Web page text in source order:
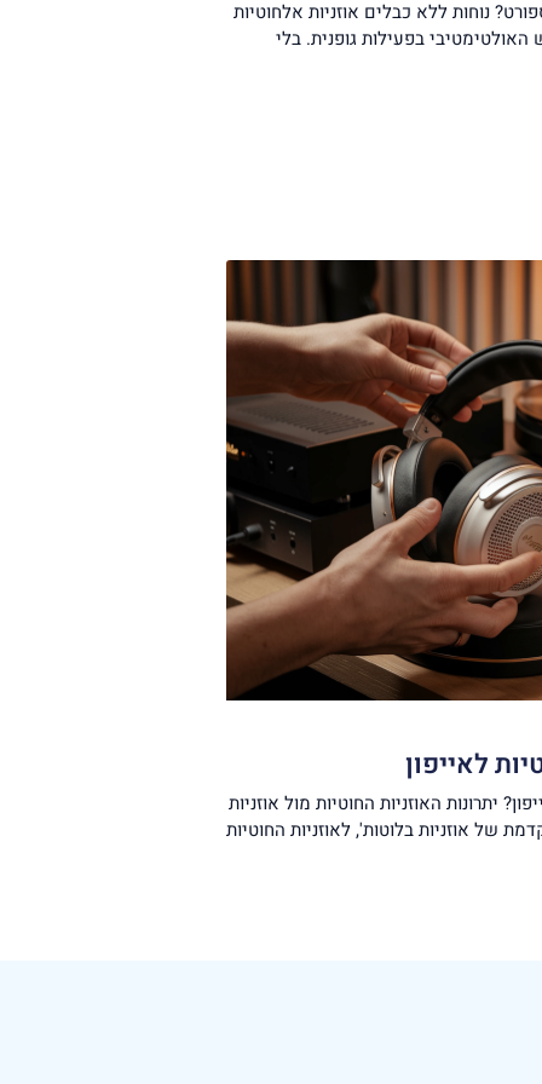
נוחות ללא כבלים אוזניות אלחוטיות
בפעילות גופנית. בלי
לאייפון
יתרונות האוזניות החוטיות מול אוזניות
של אוזניות בלוטות', לאוזניות החוטיות